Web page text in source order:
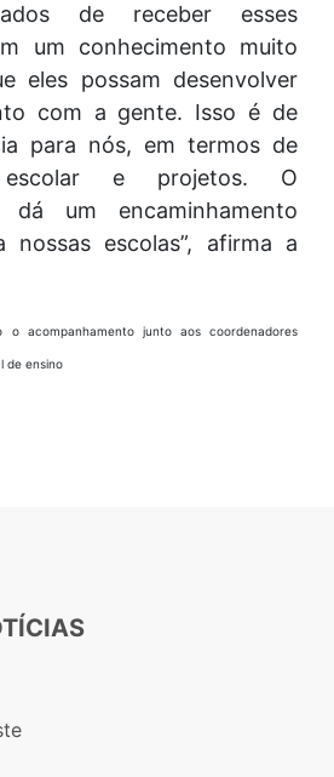
de receber esses
um conhecimento muito
eles possam desenvolver
com a gente. Isso é de
para nós, em termos de
e projetos. O
dá um encaminhamento
nossas escolas”, afirma a
acompanhamento junto aos coordenadores
de ensino